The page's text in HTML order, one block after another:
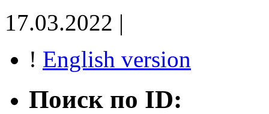
17.03.2022 |
! English version
Поиск по ID: